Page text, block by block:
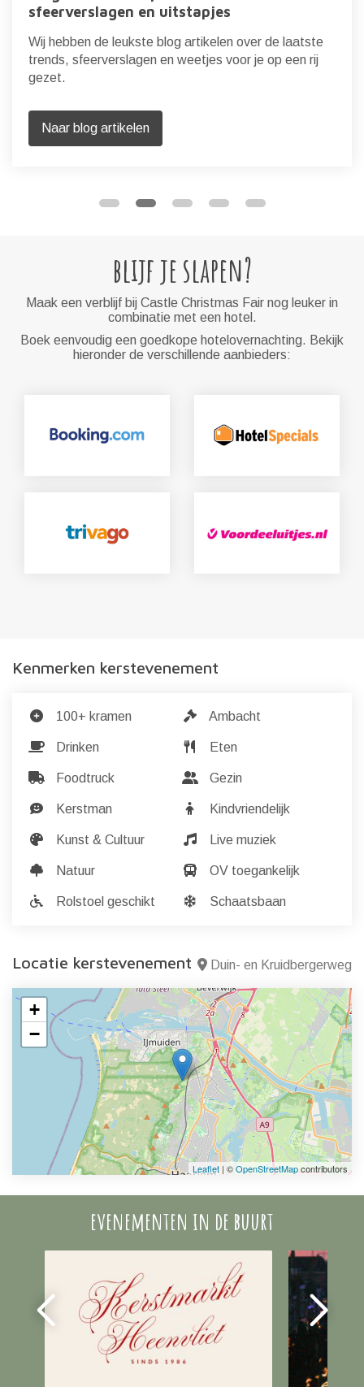
sfeerverslagen en uitstapjes
Wij hebben de leukste blog artikelen over de laatste
trends, sfeerverslagen en weetjes voor je op een rij
gezet.
Naar blog artikelen
blijf je slapen?
Maak een verblijf bij Castle Christmas Fair nog leuker in
combinatie met een hotel.
Boek eenvoudig een goedkope hotelovernachting. Bekijk
hieronder de verschillende aanbieders:
Kenmerken kerstevenement
100+ kramen Ambacht
Drinken Eten
Foodtruck Gezin
Kerstman Kindvriendelijk
Kunst & Cultuur Live muziek
Natuur OV toegankelijk
Rolstoel geschikt Schaatsbaan
Locatie kerstevenement Duin- en Kruidbergerweg
+
−
Leaflet| ©OpenStreetMapcontributors
evenementen in de buurt